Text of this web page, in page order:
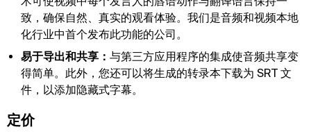
致，确保自然、真实的观看体验。我们是音频和视频本地
化行业中首个发布此功能的公司。
易于导出和共享： 与第三方应用程序的集成使音频共享变
得简单。此外，您还可以将生成的转录本下载为 SRT 文
件，以添加隐藏式字幕。
定价